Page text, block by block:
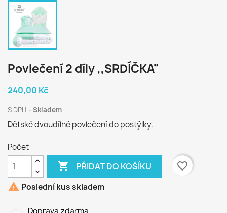
Povlečení 2 díly ,,SRDÍČKA"
240,00 Kč
S DPH Skladem
Dětské dvoudílné povlečení do postýlky.
Počet
 PŘIDAT DO KOŠÍKU
favorite_border
 Poslední kus skladem